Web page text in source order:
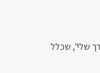
שלי", שכלל